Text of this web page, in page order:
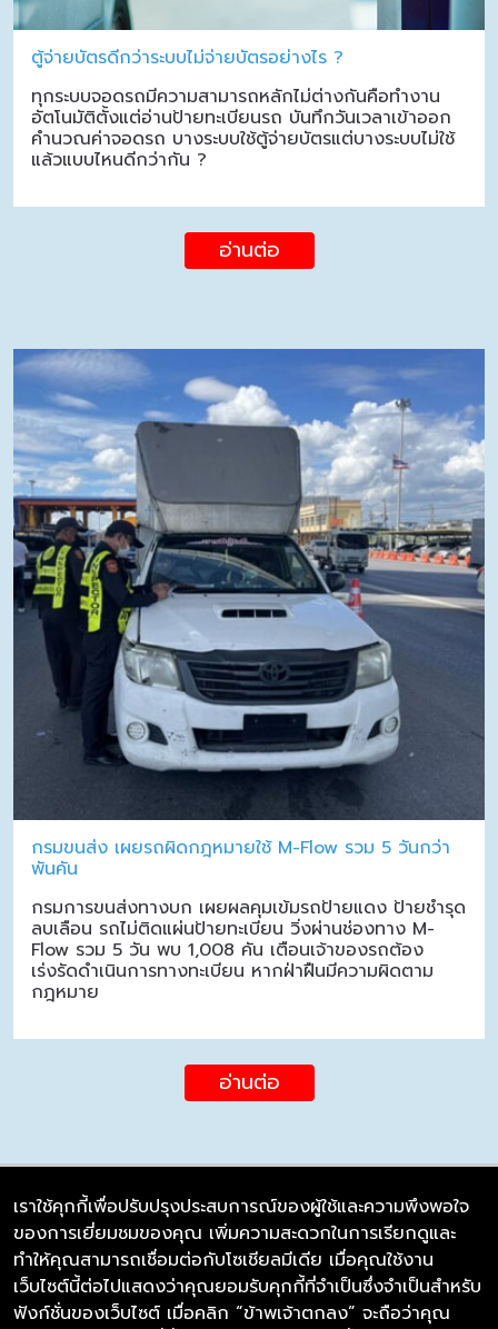
ตู้จ่ายบัตรดีกว่าระบบไม่จ่ายบัตรอย่างไร ?
ทุกระบบจอดรถมีความสามารถหลักไม่ต่างกันคือทำงาน
อัตโนมัติตั้งแต่อ่านป้ายทะเบียนรถ บันทึกวันเวลาเข้าออก
คำนวณค่าจอดรถ บางระบบใช้ตู้จ่ายบัตรแต่บางระบบไม่ใช้
แล้วแบบไหนดีกว่ากัน ?
อ่านต่อ
กรมขนส่ง เผยรถผิดกฎหมายใช้ M-Flow รวม 5 วันกว่า
พันคัน
กรมการขนส่งทางบก เผยผลคุมเข้มรถป้ายแดง ป้ายชำรุด
ลบเลือน รถไม่ติดแผ่นป้ายทะเบียน วิ่งผ่านช่องทาง M-
Flow รวม 5 วัน พบ 1,008 คัน เตือนเจ้าของรถต้อง
เร่งรัดดำเนินการทางทะเบียน หากฝ่าฝืนมีความผิดตาม
กฎหมาย
อ่านต่อ
บริษัท ซิมลิงค์ จำกัด
98/226 Bangrakyai-Baanmai Road,
Bangyai, Nonthaburi 11140
เราใช้คุกกี้เพื่อปรับปรุงประสบการณ์ของผู้ใช้และความพึงพอใจ
ของการเยี่ยมชมของคุณ เพิ่มความสะดวกในการเรียกดูและ
ทำให้คุณสามารถเชื่อมต่อกับโซเชียลมีเดีย เมื่อคุณใช้งาน
เว็บไซต์นี้ต่อไปแสดงว่าคุณยอมรับคุกกี้ที่จำเป็นซึ่งจำเป็นสำหรับ
ฟังก์ชั่นของเว็บไซต์ เมื่อคลิก “ข้าพเจ้าตกลง” จะถือว่าคุณ